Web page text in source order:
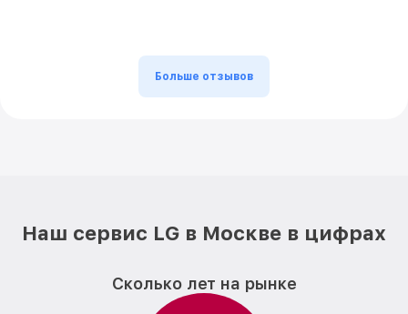
Больше отзывов
Наш сервис LG в Москве в цифрах
Сколько лет на рынке